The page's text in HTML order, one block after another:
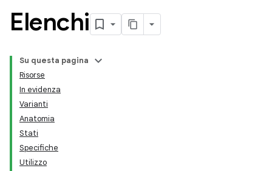
Elenchi
Su questa pagina
Risorse
In evidenza
Varianti
Anatomia
Stati
Specifiche
Utilizzo